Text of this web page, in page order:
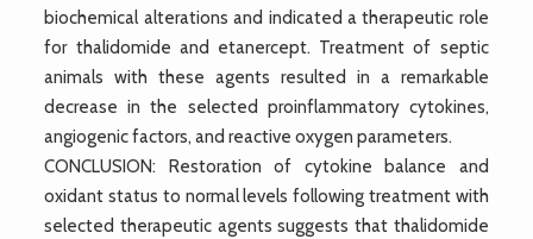
biochemical alterations and indicated a therapeutic role
for thalidomide and etanercept. Treatment of septic
animals with these agents resulted in a remarkable
decrease in the selected proinflammatory cytokines,
angiogenic factors, and reactive oxygen parameters.
CONCLUSION: Restoration of cytokine balance and
oxidant status to normal levels following treatment with
selected therapeutic agents suggests that thalidomide